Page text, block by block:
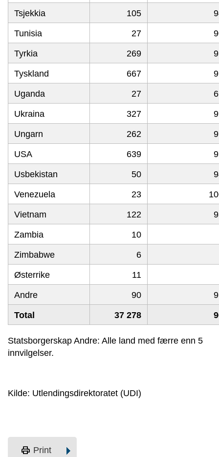
Tsjekkia 105
Tunisia 27
Tyrkia 269
Tyskland 667
Uganda 27
Ukraina 327
Ungarn 262
USA 639
Usbekistan 50
Venezuela 23
Vietnam 122
Zambia 10
Zimbabwe 6
Østerrike 11
Andre 90
Total 37 278
Statsborgerskap Andre: Alle land med færre enn 5
innvilgelser.
Kilde: Utlendingsdirektoratet (UDI)
print Print